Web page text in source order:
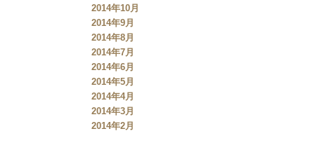
2014年10月
2014年9月
2014年8月
2014年7月
2014年6月
2014年5月
2014年4月
2014年3月
2014年2月